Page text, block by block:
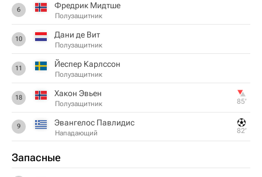
6 Фредрик Мидтше
Полузащитник
10 Дани де Вит
Полузащитник
11 Йеспер Карлссон
Полузащитник
18 Хакон Эвьен
Полузащитник 85‎’‎
9 Эвангелос Павлидис
Нападающий 82‎’‎
Запасные